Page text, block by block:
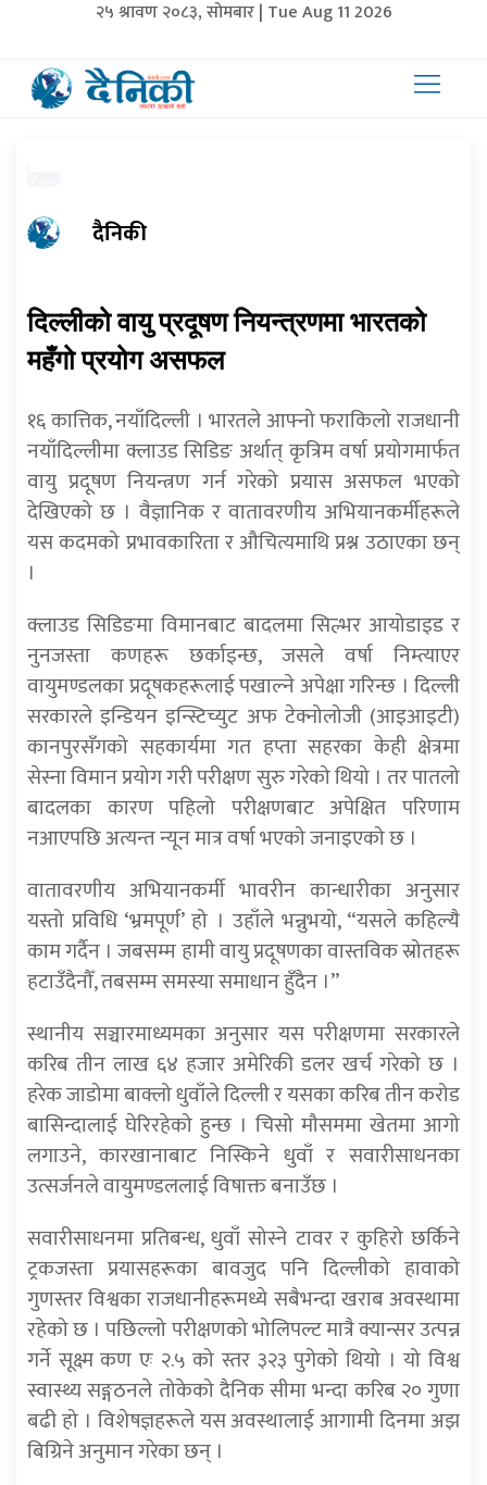
२५ श्रावण २०८३, सोमबार | Tue Aug 11 2026
दैनिकी
दिल्लीको वायु प्रदूषण नियन्त्रणमा भारतको
महँगो प्रयोग असफल
१६ कात्तिक, नयाँदिल्ली । भारतले आफ्नो फराकिलो राजधानी
नयाँदिल्लीमा क्लाउड सिडिङ अर्थात् कृत्रिम वर्षा प्रयोगमार्फत
वायु प्रदूषण नियन्त्रण गर्न गरेको प्रयास असफल भएको
देखिएको छ । वैज्ञानिक र वातावरणीय अभियानकर्मीहरूले
यस कदमको प्रभावकारिता र औचित्यमाथि प्रश्न उठाएका छन्
।
क्लाउड सिडिङमा विमानबाट बादलमा सिल्भर आयोडाइड र
नुनजस्ता कणहरू छर्काइन्छ, जसले वर्षा निम्त्याएर
वायुमण्डलका प्रदूषकहरूलाई पखाल्ने अपेक्षा गरिन्छ । दिल्ली
सरकारले इन्डियन इन्स्टिच्युट अफ टेक्नोलोजी (आइआइटी)
कानपुरसँगको सहकार्यमा गत हप्ता सहरका केही क्षेत्रमा
सेस्ना विमान प्रयोग गरी परीक्षण सुरु गरेको थियो । तर पातलो
बादलका कारण पहिलो परीक्षणबाट अपेक्षित परिणाम
नआएपछि अत्यन्त न्यून मात्र वर्षा भएको जनाइएको छ ।
वातावरणीय अभियानकर्मी भावरीन कान्धारीका अनुसार
यस्तो प्रविधि ‘भ्रमपूर्ण’ हो । उहाँले भन्नुभयो, “यसले कहिल्यै
काम गर्दैन । जबसम्म हामी वायु प्रदूषणका वास्तविक स्रोतहरू
हटाउँदैनौँ, तबसम्म समस्या समाधान हुँदैन ।”
स्थानीय सञ्चारमाध्यमका अनुसार यस परीक्षणमा सरकारले
करिब तीन लाख ६४ हजार अमेरिकी डलर खर्च गरेको छ ।
हरेक जाडोमा बाक्लो धुवाँले दिल्ली र यसका करिब तीन करोड
बासिन्दालाई घेरिरहेको हुन्छ । चिसो मौसममा खेतमा आगो
लगाउने, कारखानाबाट निस्किने धुवाँ र सवारीसाधनका
उत्सर्जनले वायुमण्डललाई विषाक्त बनाउँछ ।
सवारीसाधनमा प्रतिबन्ध, धुवाँ सोस्ने टावर र कुहिरो छर्किने
ट्रकजस्ता प्रयासहरूका बावजुद पनि दिल्लीको हावाको
गुणस्तर विश्वका राजधानीहरूमध्ये सबैभन्दा खराब अवस्थामा
रहेको छ । पछिल्लो परीक्षणको भोलिपल्ट मात्रै क्यान्सर उत्पन्न
गर्ने सूक्ष्म कण एः २.५ को स्तर ३२३ पुगेको थियो । यो विश्व
स्वास्थ्य सङ्गठनले तोकेको दैनिक सीमा भन्दा करिब २० गुणा
बढी हो । विशेषज्ञहरूले यस अवस्थालाई आगामी दिनमा अझ
बिग्रिने अनुमान गरेका छन् ।